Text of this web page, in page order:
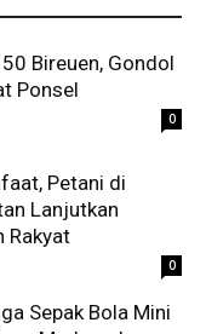
Bireuen, Gondol
Ponsel
0
Petani di
Lanjutkan
Rakyat
0
Sepak Bola Mini